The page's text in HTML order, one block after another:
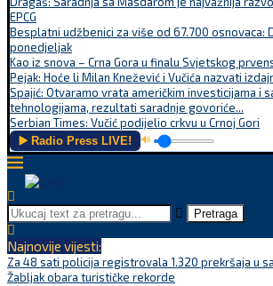
EPCG
Besplatni udžbenici za više od 67.700 osnovaca:
ponedjeljak
Kao iz snova – Crna Gora u finalu Svjetskog
Pejak: Hoće li Milan Knežević i Vučića nazvati
Spajić: Otvaramo vrata američkim investicijama i
tehnologijama, rezultati saradnje govoriće...
Serbian Times: Vučić podijelio crkvu u Crnoj Gori
▶️ Radio Press LIVE! 🔊
Pretraga
Najnovije vijesti:
Za 48 sati policija registrovala 1.320 prekršaja u
Žabljak obara turističke rekorde